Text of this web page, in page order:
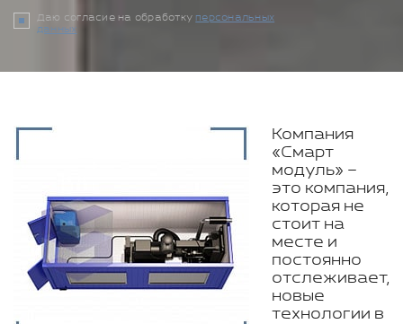
Даю согласие на обработку персональных
данных
Компания
«Смарт
модуль» –
это компания,
которая не
стоит на
месте и
постоянно
отслеживает,
новые
технологии в